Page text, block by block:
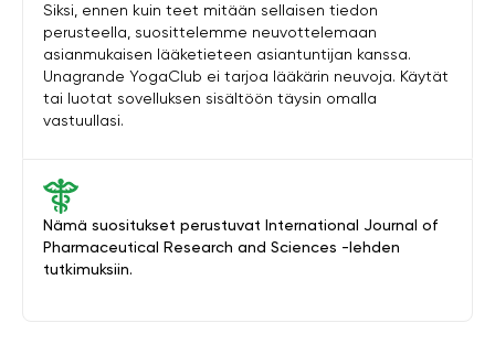
Nämä suositukset perustuvat International Journal of
Pharmaceutical Research and Sciences -lehden
tutkimuksiin.
Siksi, ennen kuin teet mitään sellaisen tiedon
perusteella, suosittelemme neuvottelemaan
asianmukaisen lääketieteen asiantuntijan kanssa.
Unagrande YogaClub ei tarjoa lääkärin neuvoja. Käytät
tai luotat sovelluksen sisältöön täysin omalla
vastuullasi.